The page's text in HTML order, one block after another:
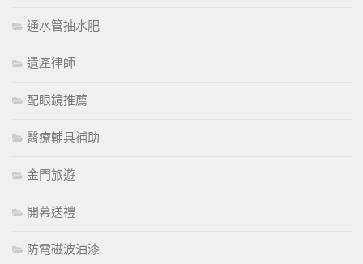
通水管抽水肥
遺產律師
配眼鏡推薦
醫療輔具補助
金門旅遊
開幕送禮
防電磁波油漆